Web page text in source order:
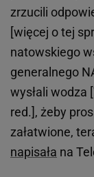
zrzucili
[więcej o tej
natowskiego
generalnego
wysłali wodza
red.], żeby
załatwione,
napisała na